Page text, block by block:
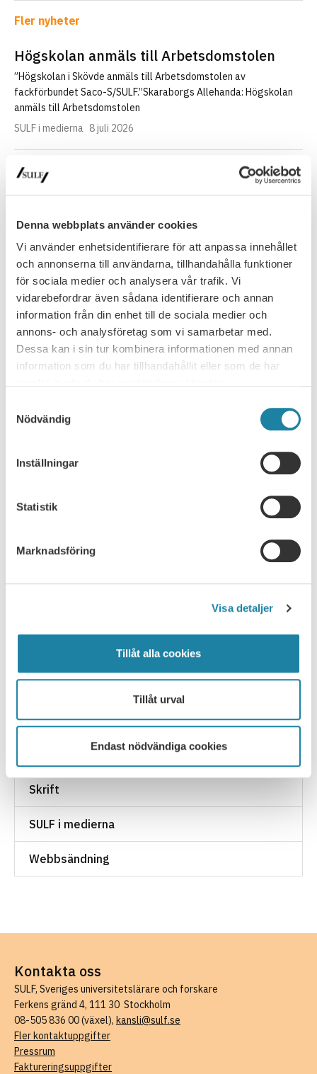
Denna webbplats använder cookies
Vi använder enhetsidentifierare för att anpassa innehållet
och annonserna till användarna, tillhandahålla funktioner
för sociala medier och analysera vår trafik. Vi
vidarebefordrar även sådana identifierare och annan
information från din enhet till de sociala medier och
annons- och analysföretag som vi samarbetar med.
Dessa kan i sin tur kombinera informationen med annan
information som du har tillhandahållit eller som de har
Nödvändig
Inställningar
Statistik
Marknadsföring
Visa detaljer
Tillåt alla cookies
Tillåt urval
Endast nödvändiga cookies
Fler nyheter
Högskolan anmäls till Arbetsdomstolen
”Högskolan i Skövde anmäls till Arbetsdomstolen av
fackförbundet Saco-S/SULF.”Skaraborgs Allehanda: Högskolan
anmäls till Arbetsdomstolen
SULF i medierna 8 juli 2026
Handelshögskolan fick mest – nu väcks
frågor om regeringens urval
menar Jacob Adamowicz, som är analytiker på fackförbundet
Sveriges universitetslärare och forskare, SULF.– Här…
SULF i medierna 8 juli 2026
Fullsatt seminarium om lärosätenas
organisationsform
Spelar lärosätenas organisationsform någon roll för den
akademiska friheten eller är det det en underordnad fråga? Det
NYHETSARKIV
Pressmeddelande
Rapport
Skrift
SULF i medierna
Webbsändning
Kontakta oss
SULF, Sveriges universitetslärare och forskare
Ferkens gränd 4, 111 30 Stockholm
08-505 836 00 (växel), kansli@sulf.se
Fler kontaktuppgifter
Pressrum
Faktureringsuppgifter